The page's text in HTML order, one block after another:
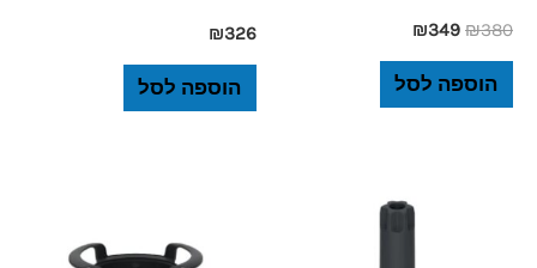
₪380
₪349
הוספה לסל
₪326
הוספה לסל